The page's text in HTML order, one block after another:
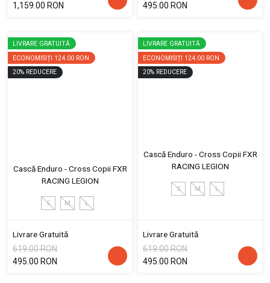
1,159.00 RON
495.00 RON
LIVRARE GRATUITĂ
ECONOMISIȚI 124.00 RON
20% REDUCERE
Cască Enduro - Cross Copii FXR
RACING LEGION
S M L
Livrare Gratuită
619.00 RON
495.00 RON
LIVRARE GRATUITĂ
ECONOMISIȚI 124.00 RON
20% REDUCERE
Cască Enduro - Cross Copii FXR
RACING LEGION
S M L
Livrare Gratuită
619.00 RON
495.00 RON